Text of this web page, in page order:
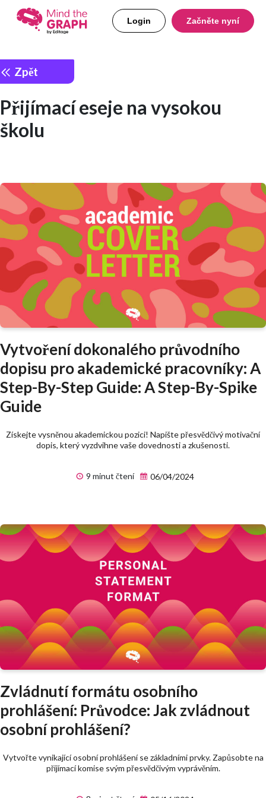
Login Začněte nyní
Zpět
Přijímací eseje na vysokou
školu
Vytvoření dokonalého průvodního
dopisu pro akademické pracovníky: A
Step-By-Step Guide: A Step-By-Spike
Guide
Získejte vysněnou akademickou pozici! Napište přesvědčivý motivační
dopis, který vyzdvihne vaše dovednosti a zkušenosti.
9 minut čtení 06/04/2024
Zvládnutí formátu osobního
prohlášení: Průvodce: Jak zvládnout
osobní prohlášení?
Vytvořte vynikající osobní prohlášení se základními prvky. Zapůsobte na
přijímací komise svým přesvědčivým vyprávěním.